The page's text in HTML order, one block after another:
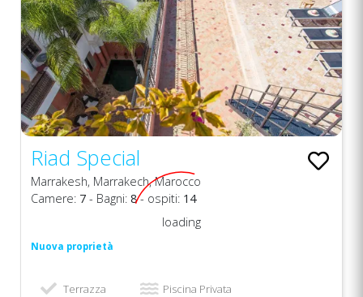
Riad Special
Marrakesh, Marrakech, Marocco
Camere: 7 - Bagni: 8- ospiti: 14
Nuova proprietà
loading
Terrazza Piscina Privata